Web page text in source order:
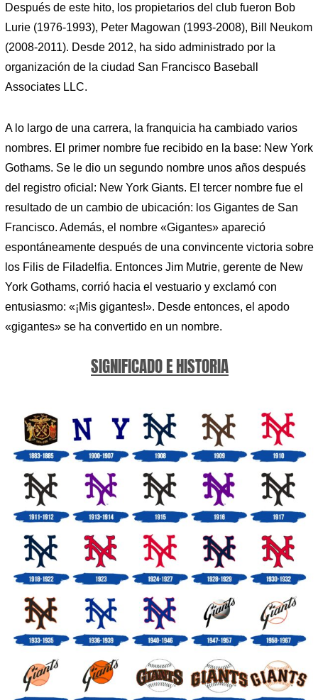
Después de este hito, los propietarios del club fueron Bob
Lurie (1976-1993), Peter Magowan (1993-2008), Bill Neukom
(2008-2011). Desde 2012, ha sido administrado por la
organización de la ciudad San Francisco Baseball
Associates LLC.
A lo largo de una carrera, la franquicia ha cambiado varios
nombres. El primer nombre fue recibido en la base: New York
Gothams. Se le dio un segundo nombre unos años después
del registro oficial: New York Giants. El tercer nombre fue el
resultado de un cambio de ubicación: los Gigantes de San
Francisco. Además, el nombre «Gigantes» apareció
espontáneamente después de una convincente victoria sobre
los Filis de Filadelfia. Entonces Jim Mutrie, gerente de New
York Gothams, corrió hacia el vestuario y exclamó con
entusiasmo: «¡Mis gigantes!». Desde entonces, el apodo
«gigantes» se ha convertido en un nombre.
SIGNIFICADO E HISTORIA